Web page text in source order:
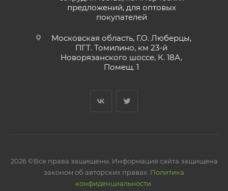
предложений, для оптовых
покупателей
Московская область, Г.О. Люберцы,
ПГТ. Томилино, км 23-й
Новорязанского шоссе, К. 18А,
Помещ. 1
2026 ©Все права защищены. Информация сайта защищена
законом об авторских правах. Политика
конфиденциальности.